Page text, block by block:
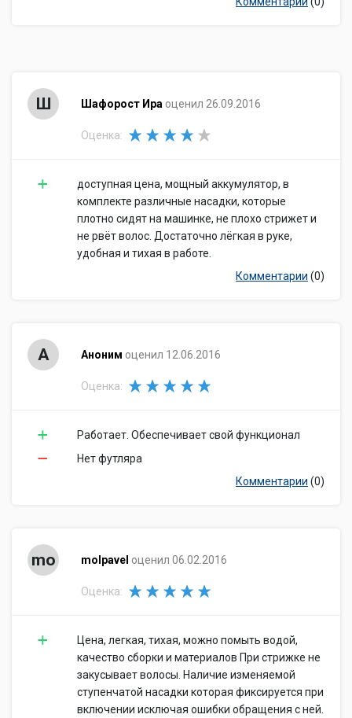
Ш Шафорост Ира оценил 26.09.2016
Оценка:
доступная цена, мощный аккумулятор, в
комплекте различные насадки, которые
плотно сидят на машинке, не плохо стрижет и
не рвёт волос. Достаточно лёгкая в руке,
удобная и тихая в работе.
Комментарии (0)
А Аноним оценил 12.06.2016
Оценка:
Работает. Обеспечивает свой функционал
Нет футляра
Комментарии (0)
mo molpavel оценил 06.02.2016
Оценка:
Цена, легкая, тихая, можно помыть водой,
качество сборки и материалов При стрижке не
закусывает волосы. Наличие изменяемой
ступенчатой насадки которая фиксируется при
включении исключая ошибки обращения с ней.